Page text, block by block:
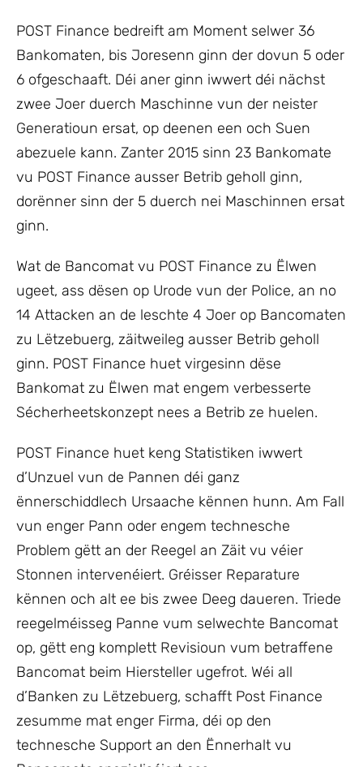
POST Finance bedreift am Moment selwer 36
Bankomaten, bis Joresenn ginn der dovun 5 oder
6 ofgeschaaft. Déi aner ginn iwwert déi nächst
zwee Joer duerch Maschinne vun der neister
Generatioun ersat, op deenen een och Suen
abezuele kann. Zanter 2015 sinn 23 Bankomate
vu POST Finance ausser Betrib geholl ginn,
dorënner sinn der 5 duerch nei Maschinnen ersat
ginn.
Wat de Bancomat vu POST Finance zu Ëlwen
ugeet, ass dësen op Urode vun der Police, an no
14 Attacken an de leschte 4 Joer op Bancomaten
zu Lëtzebuerg, zäitweileg ausser Betrib geholl
ginn. POST Finance huet virgesinn dëse
Bankomat zu Ëlwen mat engem verbesserte
Sécherheetskonzept nees a Betrib ze huelen.
POST Finance huet keng Statistiken iwwert
d’Unzuel vun de Pannen déi ganz
ënnerschiddlech Ursaache kënnen hunn. Am Fall
vun enger Pann oder engem technesche
Problem gëtt an der Reegel an Zäit vu véier
Stonnen intervenéiert. Gréisser Reparature
kënnen och alt ee bis zwee Deeg daueren. Triede
reegelméisseg Panne vum selwechte Bancomat
op, gëtt eng komplett Revisioun vum betraffene
Bancomat beim Hiersteller ugefrot. Wéi all
d’Banken zu Lëtzebuerg, schafft Post Finance
zesumme mat enger Firma, déi op den
technesche Support an den Ënnerhalt vu